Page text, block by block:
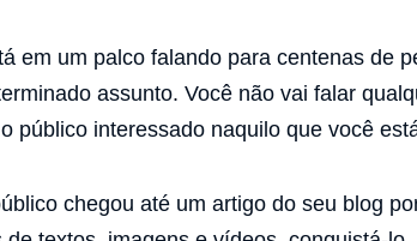
em um palco falando para centenas de
assunto. Você não vai falar
público interessado naquilo que você
chegou até um artigo do seu blog